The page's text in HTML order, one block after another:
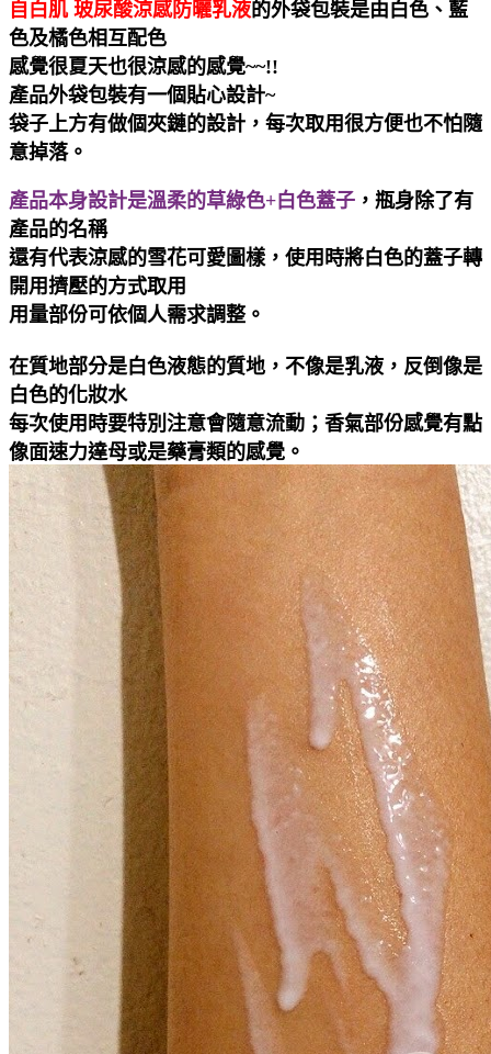
自白肌 玻尿酸涼感防曬乳液的外袋包裝是由白色、藍
色及橘色相互配色
感覺很夏天也很涼感的感覺~~!!
產品外袋包裝有一個貼心設計~
袋子上方有做個夾鏈的設計，每次取用很方便也不怕隨
意掉落。
產品本身設計是溫柔的草綠色+白色蓋子 ，瓶身除了有
產品的名稱
還有代表涼感的雪花可愛圖樣，使用時將白色的蓋子轉
開用擠壓的方式取用
用量部份可依個人需求調整。
在質地部分是白色液態的質地，不像是乳液，反倒像是
白色的化妝水
每次使用時要特別注意會隨意流動；香氣部份感覺有點
像面速力達母或是藥膏類的感覺。